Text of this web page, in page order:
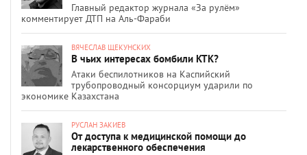
Главный редактор журнала «За рулём»
комментирует ДТП на Аль-Фараби
ВЯЧЕСЛАВ ЩЕКУНСКИХ
В чьих интересах бомбили КТК?
Атаки беспилотников на Каспийский
трубопроводный консорциум ударили по
экономике Казахстана
РУСЛАН ЗАКИЕВ
От доступа к медицинской помощи до
лекарственного обеспечения